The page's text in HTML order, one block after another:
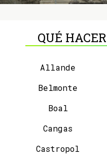
QUÉ
Allande
Belmonte
Boal
Cangas
Castropol